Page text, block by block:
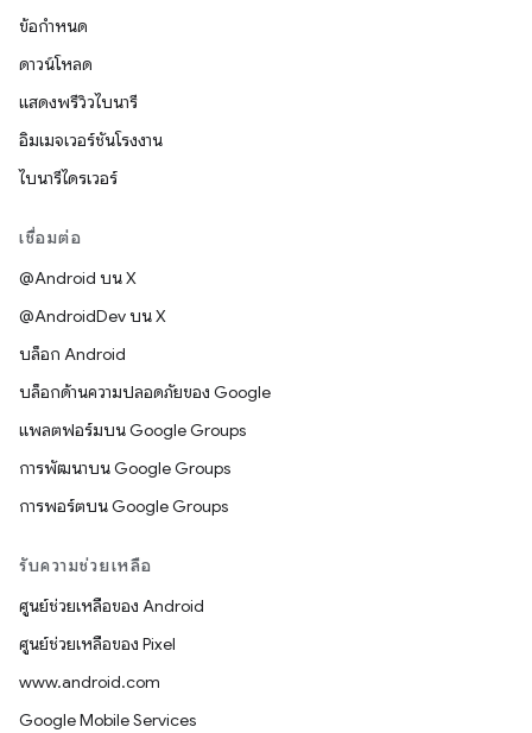
ข้อกำหนด
ดาวน์โหลด
แสดงพรีวิวไบนารี
อิมเมจเวอร์ชันโรงงาน
ไบนารีไดรเวอร์
เชื่อมต่อ
@Android บน X
@AndroidDev บน X
บล็อก Android
บล็อกด้านความปลอดภัยของ Google
แพลตฟอร์มบน Google Groups
การพัฒนาบน Google Groups
การพอร์ตบน Google Groups
รับความช่วยเหลือ
ศูนย์ช่วยเหลือของ Android
ศูนย์ช่วยเหลือของ Pixel
www.android.com
Google Mobile Services